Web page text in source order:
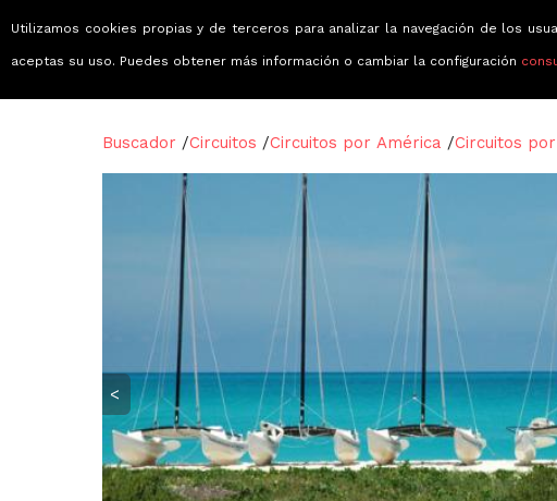
Buscador /Circuitos /Circuitos por América /Circuitos
<
Utilizamos cookies propias y de terceros para analizar la navegación de los
aceptas su uso. Puedes obtener más información o cambiar la configuración